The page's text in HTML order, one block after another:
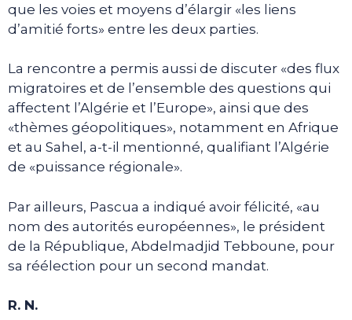
que les voies et moyens d’élargir «les liens
d’amitié forts» entre les deux parties.
La rencontre a permis aussi de discuter «des flux
migratoires et de l’ensemble des questions qui
affectent l’Algérie et l’Europe», ainsi que des
«thèmes géopolitiques», notamment en Afrique
et au Sahel, a-t-il mentionné, qualifiant l’Algérie
de «puissance régionale».
Par ailleurs, Pascua a indiqué avoir félicité, «au
nom des autorités européennes», le président
de la République, Abdelmadjid Tebboune, pour
sa réélection pour un second mandat.
R. N.